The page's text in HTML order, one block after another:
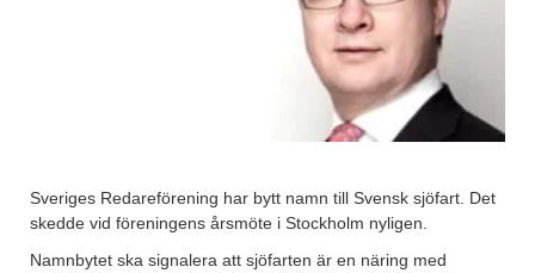
Sveriges Redareförening har bytt namn till Svensk sjöfart. Det
skedde vid föreningens årsmöte i Stockholm nyligen.
Namnbytet ska signalera att sjöfarten är en näring med